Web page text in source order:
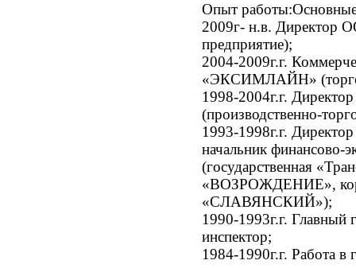
Опыт работы:
2009г- н.в.
предприятие);
2004-2009г.г.
«ЭКСИМЛAЙН»
1998-2004г.г.
(производственно-
1993-1998г.г.
начальник финансово-
(государственная
«ВОЗРОЖДЕНИЕ»,
«СЛАВЯНСКИЙ»);
1990-1993г.г. Главный
инспектор;
1984-1990г.г. Работа в